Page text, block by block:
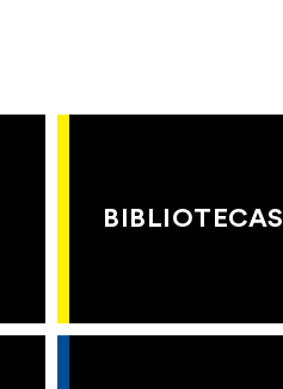
BIBLIOTECAS